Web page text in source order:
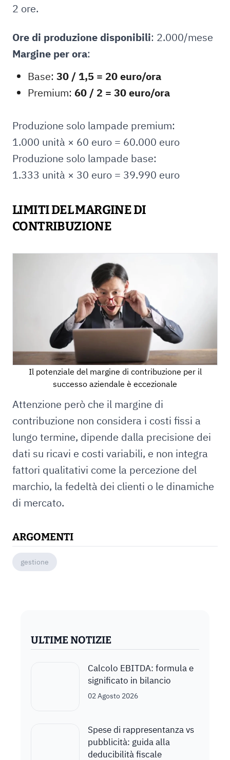
2 ore.
Ore di produzione disponibili: 2.000/mese
Margine per ora:
Base: 30 / 1,5 = 20 euro/ora
Premium: 60 / 2 = 30 euro/ora
Produzione solo lampade premium:
1.000 unità × 60 euro = 60.000 euro
Produzione solo lampade base:
1.333 unità × 30 euro = 39.990 euro
LIMITI DEL MARGINE DI
CONTRIBUZIONE
Il potenziale del margine di contribuzione per il
successo aziendale è eccezionale
Attenzione però che il margine di
contribuzione non considera i costi fissi a
lungo termine, dipende dalla precisione dei
dati su ricavi e costi variabili, e non integra
fattori qualitativi come la percezione del
marchio, la fedeltà dei clienti o le dinamiche
di mercato.
ARGOMENTI
gestione
ULTIME NOTIZIE
Calcolo EBITDA: formula e
significato in bilancio
02 Agosto 2026
Spese di rappresentanza vs
pubblicità: guida alla
deducibilità fiscale